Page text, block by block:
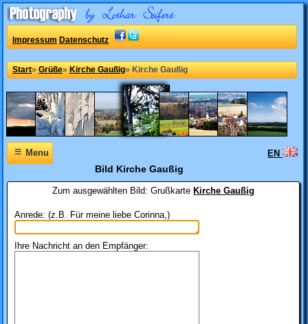
Impressum Datenschutz
Start» Grüße» Kirche Gaußig» Kirche Gaußig
≡Menu EN
Bild Kirche Gaußig
Zum ausgewählten Bild:GrußkarteKirche Gaußig
Anrede: (z.B. Für meine liebe Corinna,)
Ihre Nachricht an den Empfänger: